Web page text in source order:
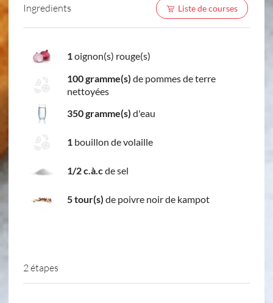
Ingredients Liste de courses
1oignon(s) rouge(s)
100 gramme(s) de pommes de terre
nettoyées
350 gramme(s) d'eau
1 bouillon de volaille
1/2 c.à.cde sel
5 tour(s) de poivre noir de kampot
2 étapes